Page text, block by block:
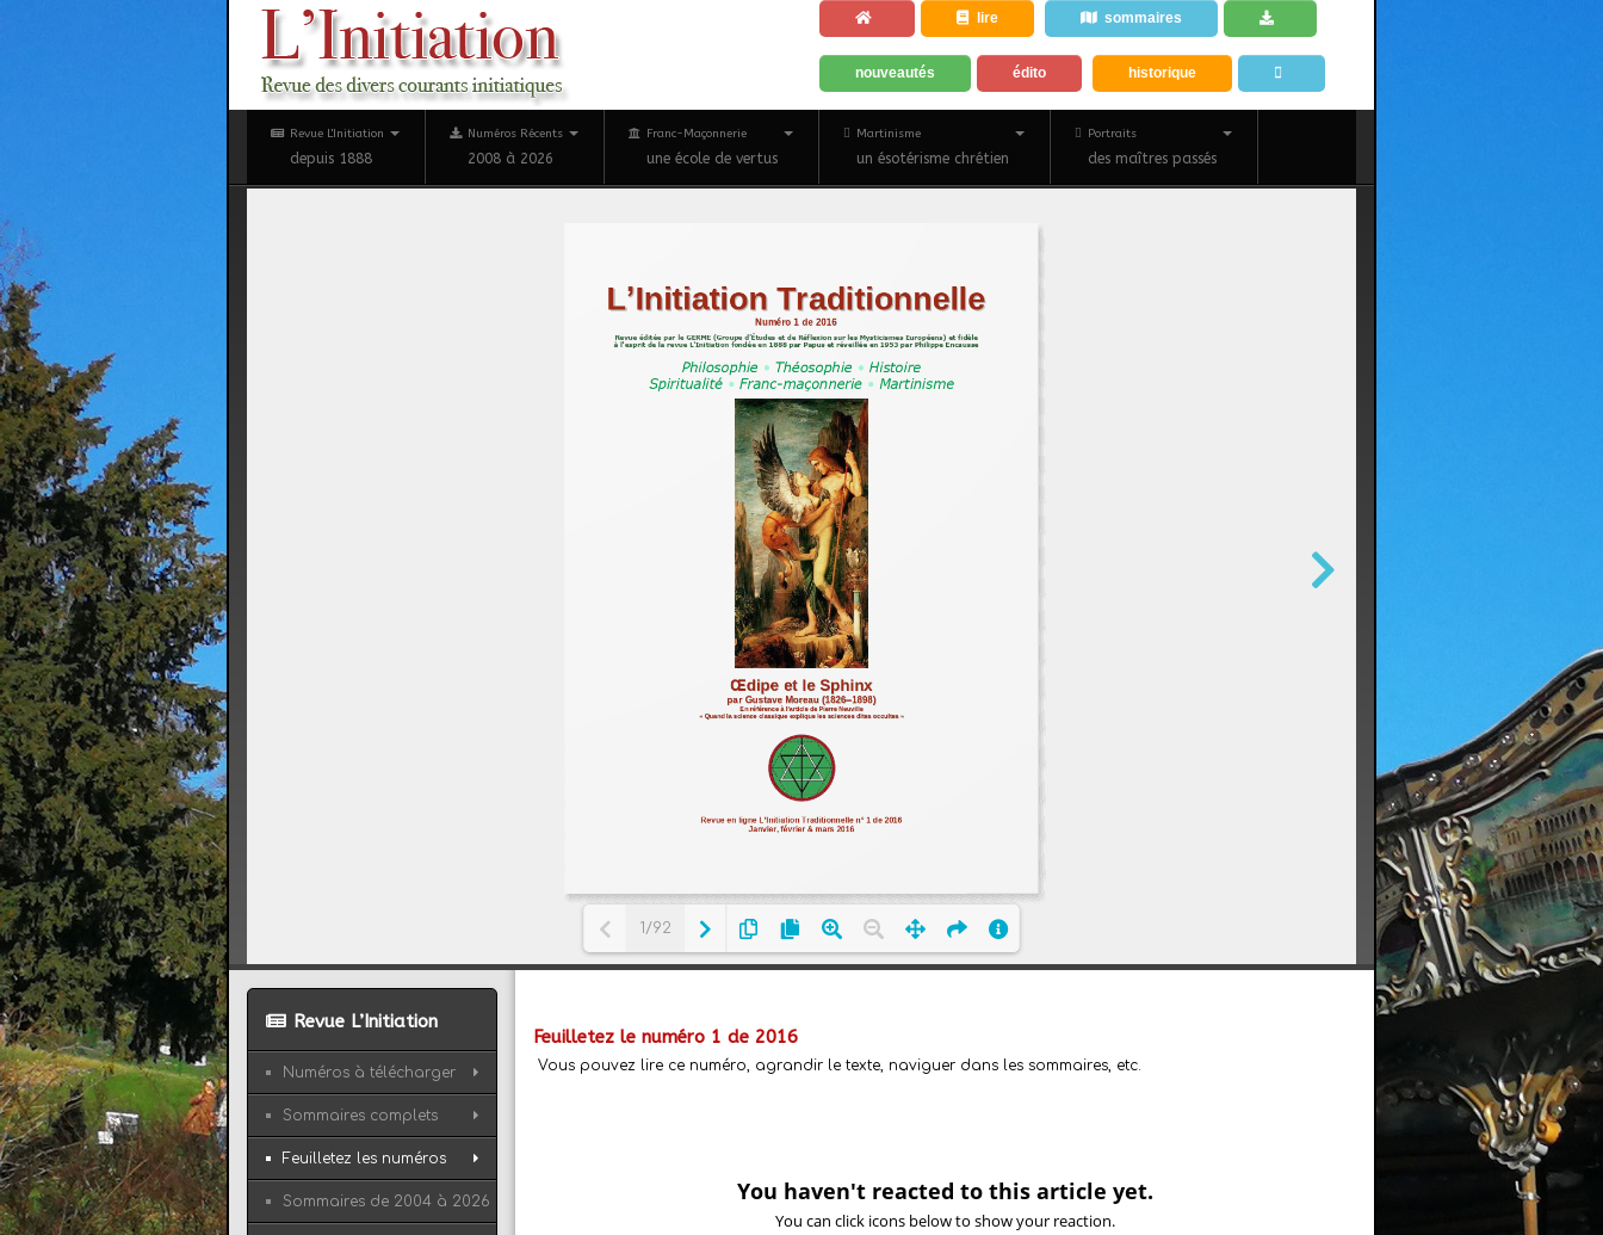
lire sommaires
nouveautés édito historique
Revue L'Initiation
depuis 1888
Numéros Récents
2008 à 2026
Franc-Maçonnerie
une école de vertus
Martinisme
un ésotérisme chrétien
Portraits
des maîtres passés
1/92
Feuilletez le numéro 1 de 2016
Vous pouvez lire ce numéro, agrandir le texte, naviguer dans les sommaires, etc.
You haven't reacted to this article yet.
You can click icons below to show your reaction.
Revue L’Initiation
Numéros à télécharger
Sommaires complets
Feuilletez les numéros
Sommaires de 2004 à 2026